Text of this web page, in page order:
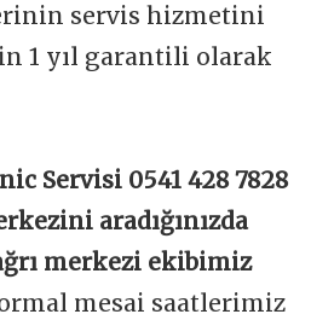
servis hizmetini
1 yıl garantili olarak
Servisi 0541 428 7828
aradığınızda
merkezi ekibimiz
mesai saatlerimiz